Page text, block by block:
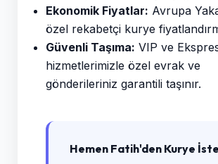
Ekonomik Fiyatlar: Avrupa
özel rekabetçi kurye
Güvenli Taşıma: VIP ve
hizmetlerimizle özel evrak ve
gönderileriniz garantili taşınır.
Hemen Fatih'den Kurye İste